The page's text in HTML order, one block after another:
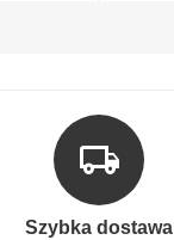
Szybka dostawa